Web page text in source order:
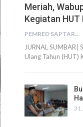
Meriah,
Kegiatan HUT
PEMRED SAPTARIUS
JURNAL SUMBAR|
Ulang Tahun
31